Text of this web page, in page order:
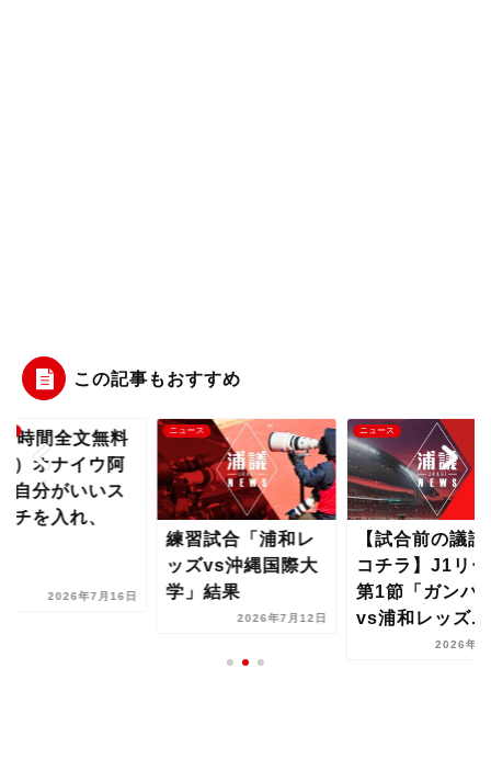
この記事もおすすめ
時間全文無料
）オナイウ阿
自分がいいス
チを入れ、
2026年7月16日
ニュース
練習試合「浦和レ
ッズvs沖縄国際大
学」結果
2026年7月12日
ニュース
【試合前の議論
コチラ】J1リ
第1節「ガンバ
vs浦和レッズ...
2026年8